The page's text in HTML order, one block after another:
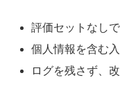
評価セットなし
個人情報を含む
ログを残さず、